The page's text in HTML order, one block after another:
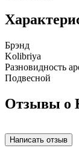
Брэнд
Kolibriya
Разновидность
Подвесной
Отзывы о